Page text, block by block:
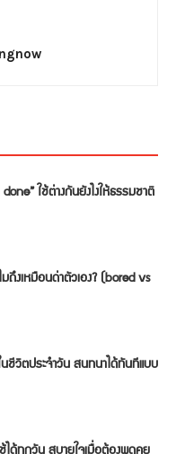
ใช้ต่างกันยังไงให้ธรรมชาติ
ถึงเหมือนด่าตัวเอง? (bored vs
ชีวิตประจำวัน สนทนาได้ทันทีแบบ
ด้ทุกวัน สบายใจเมื่อต้องพูดคุย